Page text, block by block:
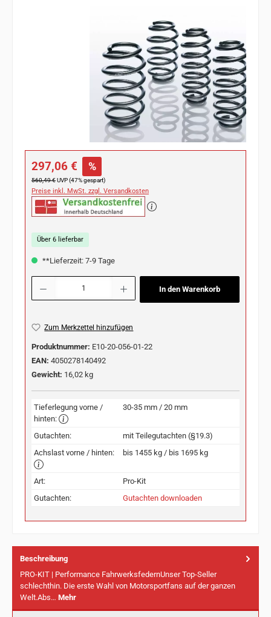
Verkaufspreis:
297,06 € %
Regulärer Preis:
560,49 €UVP (47% gespart)
Preise inkl. MwSt. zzgl. Versandkosten
Über 6 lieferbar
**Lieferzeit: 7-9 Tage
Produkt Anzahl: Gib den gewünschten Wert ein oder benutze die Schaltflächen
In den Warenkorb
Zum Merkzettel hinzufügen
Produktnummer: E10-20-056-01-22
EAN: 4050278140492
Gewicht: 16,02 kg
Tieferlegung vorne /
hinten:
30-35 mm / 20 mm
Gutachten:
mit Teilegutachten (§19.3)
Achslast vorne / hinten:
bis 1455 kg / bis 1695 kg
Art:
Pro-Kit
Gutachten:
Gutachten downloaden
Beschreibung
PRO-KIT | Performance FahrwerksfedernUnser Top-Seller
schlechthin. Die erste Wahl von Motorsportfans auf der ganzen
Welt.Abs… Mehr